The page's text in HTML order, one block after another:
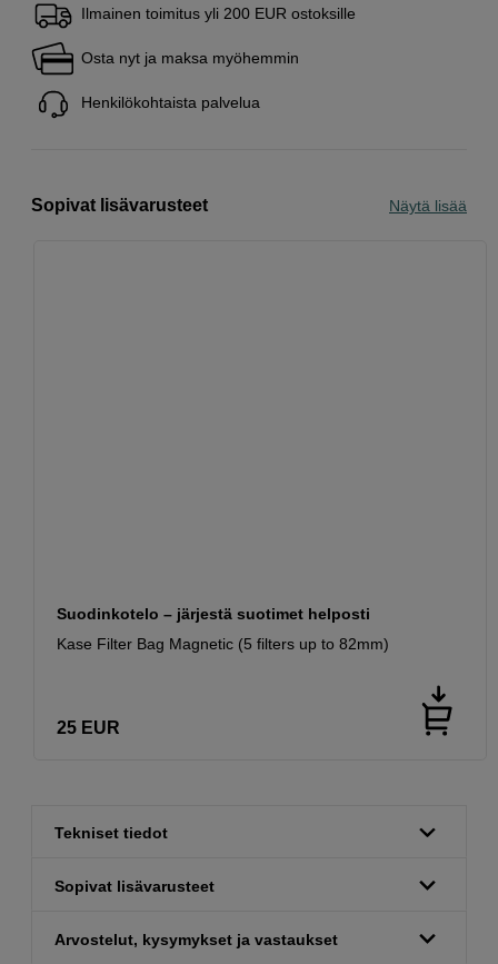
Ilmainen toimitus yli 200 EUR ostoksille
Osta nyt ja maksa myöhemmin
Henkilökohtaista palvelua
Sopivat lisävarusteet Näytä lisää
Suodinkotelo – järjestä suotimet helposti
Kase Filter Bag Magnetic (5 filters up to 82mm)
25 EUR
Tekniset tiedot
Sopivat lisävarusteet
Arvostelut, kysymykset ja vastaukset